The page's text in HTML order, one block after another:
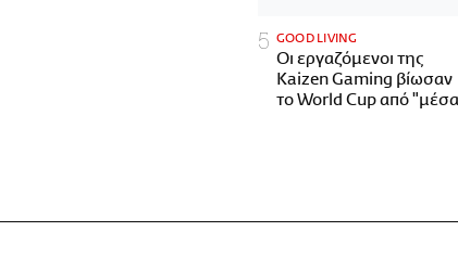
GOOD LIVING
Οι εργαζόμενοι της
Kaizen Gaming βίωσαν
το World Cup από